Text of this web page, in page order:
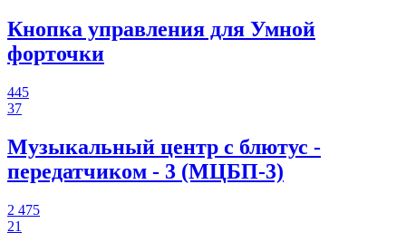
Кнопка управления для Умной
форточки
445
37
Музыкальный центр с блютус -
передатчиком - 3 (МЦБП-3)
2 475
21